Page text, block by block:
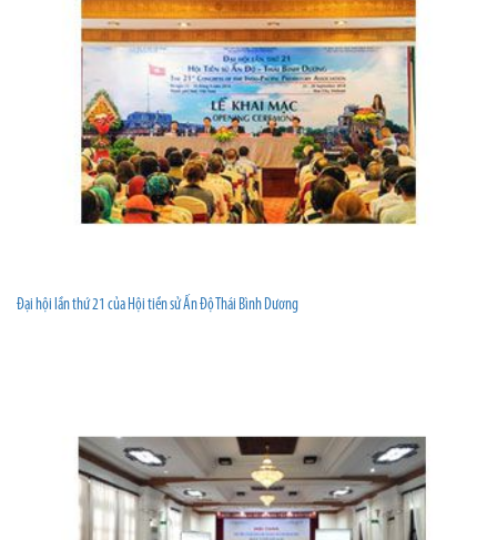
Đại hội lần thứ 21 của Hội tiền sử Ấn Độ Thái Bình Dương